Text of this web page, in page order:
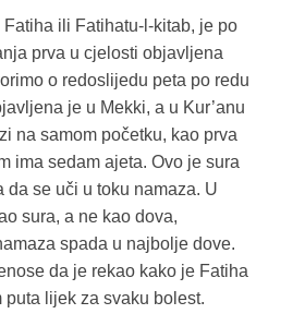
ili Fatihatu-l-kitab, je po
prva u cjelosti objavljena
o redoslijedu peta po redu
je u Mekki, a u Kur’anu
na samom početku, kao prva
ima sedam ajeta. Ovo je sura
da se uči u toku namaza. U
sura, a ne kao dova,
spada u najbolje dove.
da je rekao kako je Fatiha
puta lijek za svaku bolest.